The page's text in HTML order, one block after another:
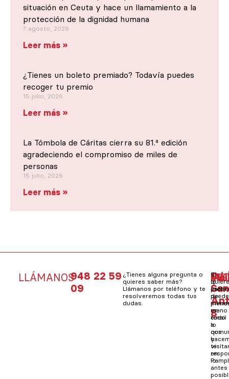
situación en Ceuta y hace un llamamiento a la
protección de la dignidad humana
7 agosto, 2026
Leer más »
¿Tienes un boleto premiado? Todavía puedes
recoger tu premio
15 julio, 2026
Leer más »
La Tómbola de Cáritas cierra su 81.ª edición
agradeciendo el compromiso de miles de
personas
15 julio, 2026
Leer más »
LLÁMANOS948 22 59
09
¿Tienes alguna pregunta o
quieres saber más?
Llámanos por teléfono y te
resolveremos todas tus
dudas.
C/
San
8
Si
saber
de
mano
todo
lo
que
en
Si
lo
un
email
a
y
te
lo
antes